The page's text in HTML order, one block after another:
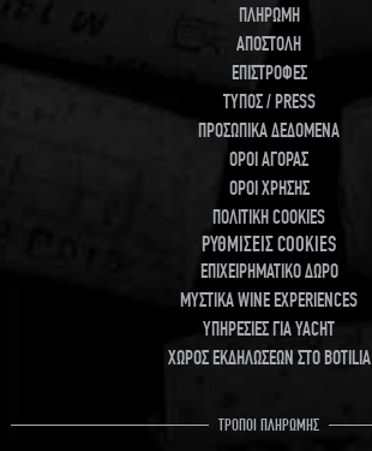
ΠΛΗΡΩΜΗ
ΑΠΟΣΤΟΛΗ
ΕΠΙΣΤΡΟΦΕΣ
ΤΥΠΟΣ / PRESS
ΠΡΟΣΩΠΙΚΑ ΔΕΔΟΜΕΝΑ
ΟΡΟΙ ΑΓΟΡΑΣ
ΟΡΟΙ ΧΡΗΣΗΣ
ΠΟΛΙΤΙΚΗ COOKIES
ΡΥΘΜΙΣΕΙΣ COOKIES
ΕΠΙΧΕΙΡΗΜΑΤΙΚΟ ΔΩΡΟ
ΜΥΣΤΙΚΑ WINE EXPERIENCES
ΥΠΗΡΕΣΙΕΣ ΓΙΑ YACHT
ΧΩΡΟΣ ΕΚΔΗΛΩΣΕΩΝ ΣΤΟ BOTILIA
ΤΡΟΠΟΙ ΠΛΗΡΩΜΗΣ